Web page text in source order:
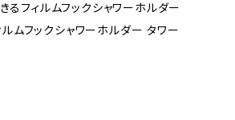
フィルムフックシャワーホルダー
ムフックシャワーホルダー タワー